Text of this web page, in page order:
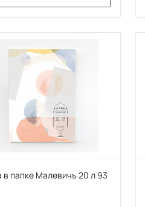
в папке Малевичъ 20 л 93